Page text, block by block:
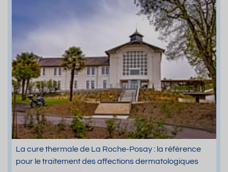
La cure thermale de La Roche-Posay : la référence
pour le traitement des affections dermatologiques